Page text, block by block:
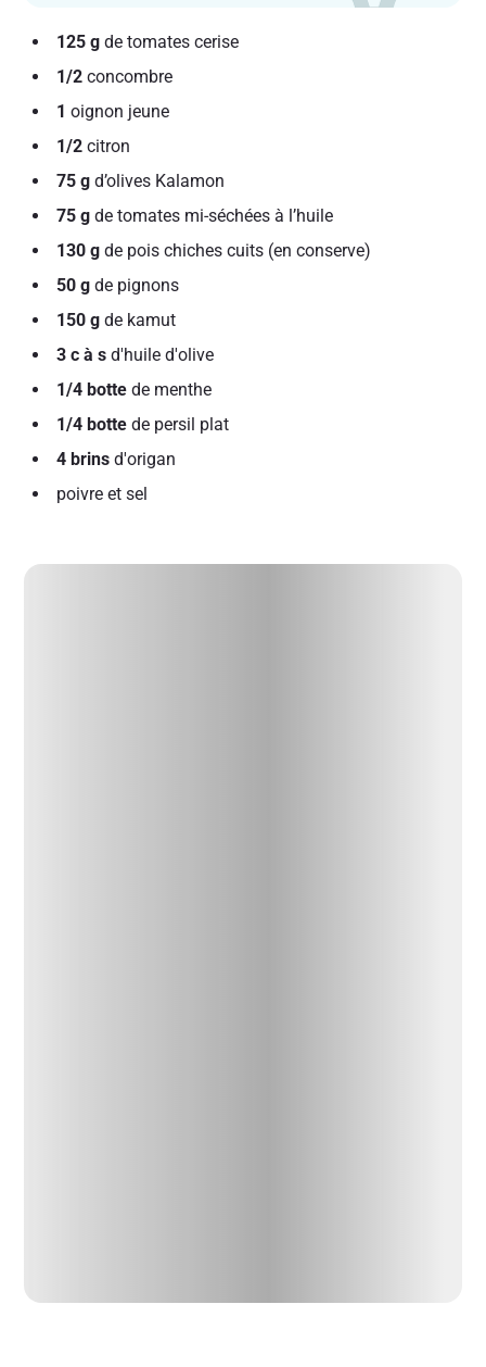
125 g de tomates cerise
1/2concombre
1oignon jeune
1/2citron
75 g d’olives Kalamon
75 g de tomates mi-séchées à l’huile
130 g de pois chiches cuits (en conserve)
50 g de pignons
150 g de kamut
3 c à s d'huile d'olive
1/4 botte de menthe
1/4 botte de persil plat
4 brins d'origan
poivre et sel